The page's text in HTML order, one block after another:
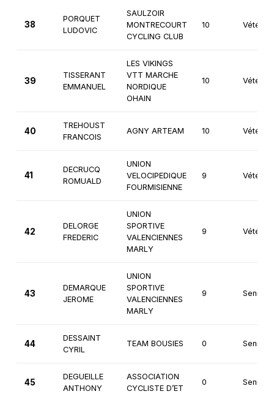
38
PORQUET
LUDOVIC
SAULZOIR
MONTRECOURT
CYCLING CLUB
10
39
TISSERANT
EMMANUEL
LES VIKINGS
VTT MARCHE
NORDIQUE
OHAIN
10
40
TREHOUST
FRANCOIS
AGNY ARTEAM 10
41
DECRUCQ
ROMUALD
UNION
VELOCIPEDIQUE
FOURMISIENNE
9
42
DELORGE
FREDERIC
UNION
SPORTIVE
VALENCIENNES
MARLY
9
43
DEMARQUE
JEROME
UNION
SPORTIVE
VALENCIENNES
MARLY
9 Seniors
44
DESSAINT
CYRIL
TEAM BOUSIES 0 Seniors
45
DEGUEILLE
ANTHONY
ASSOCIATION
CYCLISTE D’ET
0 Seniors